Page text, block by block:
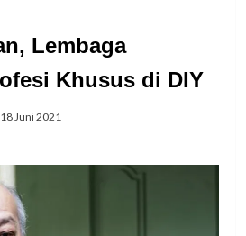
Lembaga
Khusus di DIY
18 Juni 2021